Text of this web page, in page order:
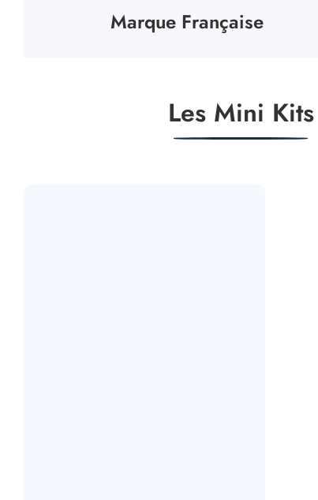
Marque Française
Les Mini Kits